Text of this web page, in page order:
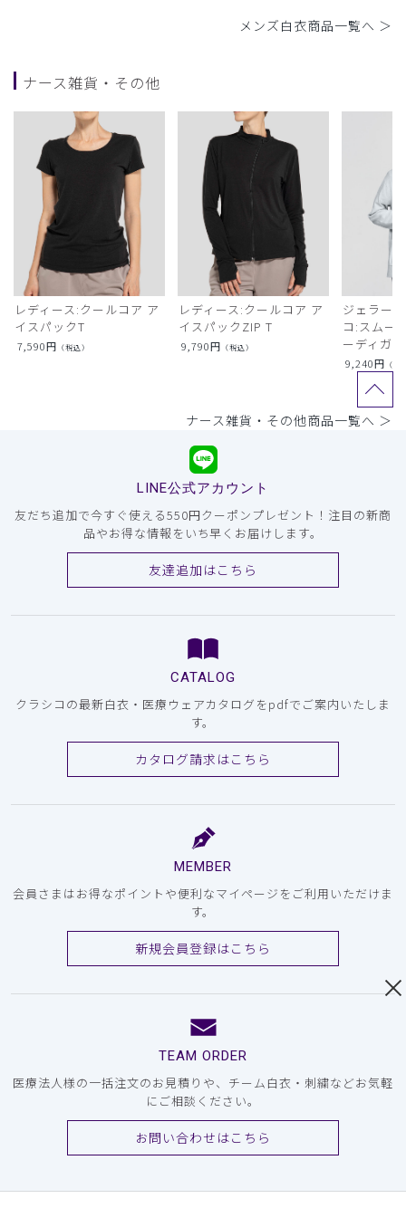
メンズ白衣商品一覧へ ＞
ナース雑貨・その他
レディース:クールコア ア
イスパックT
7,590円 （税込）
レディース:クールコア ア
イスパックZIP T
9,790円 （税込）
ジェラー
コ:スムー
ーディガン
9,240円 （税
ナース雑貨・その他商品一覧へ ＞
LINE公式アカウント
友だち追加で今すぐ使える550円クーポンプレゼント！注目の新商
品やお得な情報をいち早くお届けします。
友達追加はこちら
CATALOG
クラシコの最新白衣・医療ウェアカタログをpdfでご案内いたしま
す。
カタログ請求はこちら
MEMBER
会員さまはお得なポイントや便利なマイページをご利用いただけま
す。
新規会員登録はこちら
TEAM ORDER
医療法人様の一括注文のお見積りや、チーム白衣・刺繍などお気軽
にご相談ください。
お問い合わせはこちら